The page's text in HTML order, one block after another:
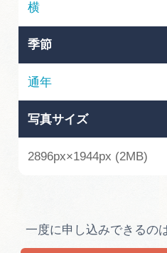
旅行会社・観光事
運営組織
広告掲載
横
季節
通年
写真サイズ
2896px×1944px (2MB)
一度に申し込みできるの